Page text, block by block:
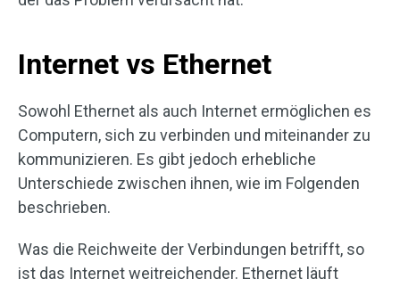
Internet vs Ethernet
Sowohl Ethernet als auch Internet ermöglichen es
Computern, sich zu verbinden und miteinander zu
kommunizieren. Es gibt jedoch erhebliche
Unterschiede zwischen ihnen, wie im Folgenden
beschrieben.
Was die Reichweite der Verbindungen betrifft, so
ist das Internet weitreichender. Ethernet läuft